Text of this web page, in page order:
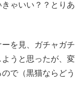
ゃいい？？とりあ
を見、ガチャガチ
うと思ったが、変
で（黒猫ならどう